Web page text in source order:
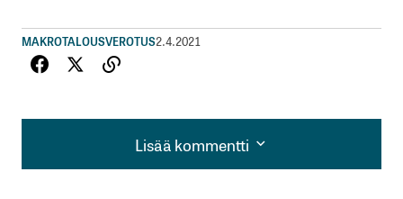
MAKROTALOUSVEROTUS2.4.2021
Lisää kommentti
Lisää kommentti